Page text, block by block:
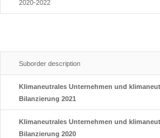
2020-2022
Suborder description
Klimaneutrales Unternehmen und
Bilanzierung 2021
Klimaneutrales Unternehmen und
Bilanzierung 2020